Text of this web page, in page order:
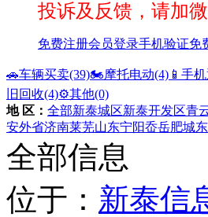
投诉及反馈，请加
免费注册会员登录手机验证免
🚗车辆买卖(39)🏍️摩托电动(4) 📱手
旧回收(4)⚙️其他(0)
地 区： 全部新泰城区新泰开发区青
安外省济南莱芜山东宁阳岙岳肥城
全部信息
位于： 新泰信